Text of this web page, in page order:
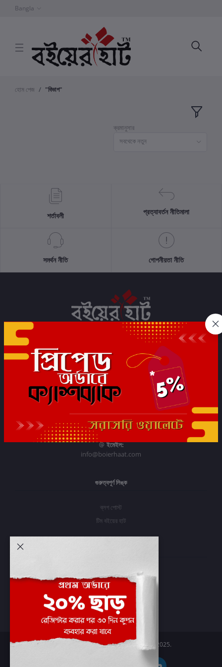
Bangla
হোম পেজ "বিভাগ"
ক্রমানুসার
সবথেকে নতুন
শর্তাবলী প্রত্যাবর্তন নীতিমালা
সমর্থন নীতি গোপনীয়তা নীতি
সাবস্ক্রাইব
যোগাযোগের তথ্য
ফোন:
+91 7044472233
ইমেইল:
info@boierhaat.com
গুরুত্বপূর্ণ লিঙ্ক
ব্লগ পোস্ট
টিম বইয়ের হাট
প্রবেশ করুন
অর্ডার ইতিহাস
আমার ইচ্ছাগুলি
অর্ডার ট্র্যাকিং
Boier Haat™ | © All rights reserved 2025.